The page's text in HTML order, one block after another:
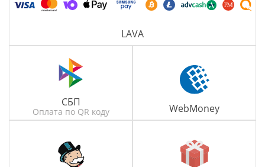
LAVA
СБП
Оплата по QR коду WebMoney